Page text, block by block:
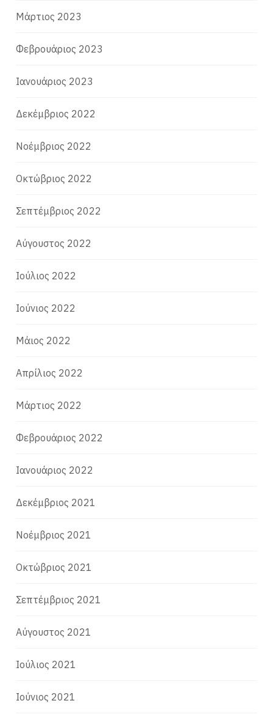
Μάρτιος 2023
Φεβρουάριος 2023
Ιανουάριος 2023
Δεκέμβριος 2022
Νοέμβριος 2022
Οκτώβριος 2022
Σεπτέμβριος 2022
Αύγουστος 2022
Ιούλιος 2022
Ιούνιος 2022
Μάιος 2022
Απρίλιος 2022
Μάρτιος 2022
Φεβρουάριος 2022
Ιανουάριος 2022
Δεκέμβριος 2021
Νοέμβριος 2021
Οκτώβριος 2021
Σεπτέμβριος 2021
Αύγουστος 2021
Ιούλιος 2021
Ιούνιος 2021